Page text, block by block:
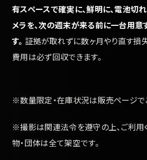
有スペースで確実に、鮮明に、電池切
メラを、次の週末が来る前に一台用意
す。 証拠が取れずに数ヶ月やり直す損
費用は必ず回収できます。
※数量限定・在庫状況は販売ページで
※撮影は関連法令を遵守の上、ご利用
物・団体は全て架空です。